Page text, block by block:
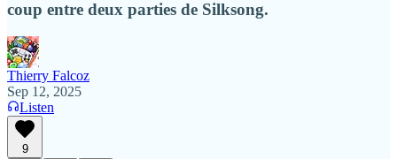
coup entre deux parties de Silksong.
Thierry Falcoz
Sep 12, 2025
Listen
9